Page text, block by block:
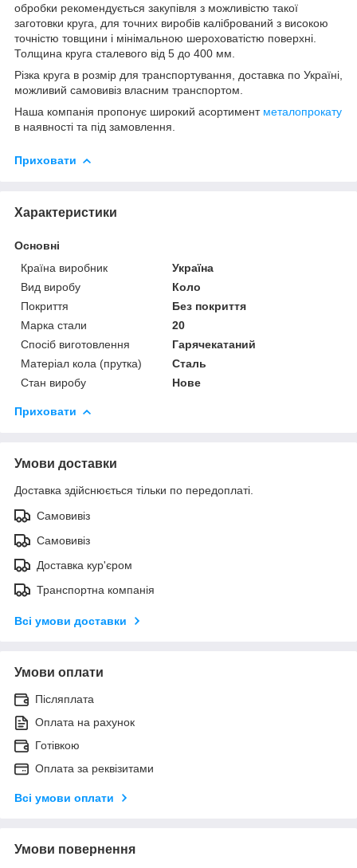
обробки рекомендується закупівля з можливістю такої
заготовки круга, для точних виробів калібрований з високою
точністю товщини і мінімальною шероховатістю поверхні.
Толщина круга сталевого від 5 до 400 мм.
Різка круга в розмір для транспортування, доставка по Україні,
можливий самовивіз власним транспортом.
Наша компанія пропонує широкий асортимент металопрокату
в наявності та під замовлення.
Приховати
Характеристики
Основні
Країна виробник
Україна
Вид виробу
Коло
Покриття
Без покриття
Марка стали
20
Спосіб виготовлення
Гарячекатаний
Матеріал кола (прутка)
Сталь
Стан виробу
Нове
Приховати
Умови доставки
Доставка здійснюється тільки по передоплаті.
Самовивіз
Самовивіз
Доставка кур'єром
Транспортна компанія
Всі умови доставки
Умови оплати
Післяплата
Оплата на рахунок
Готівкою
Оплата за реквізитами
Всі умови оплати
Умови повернення